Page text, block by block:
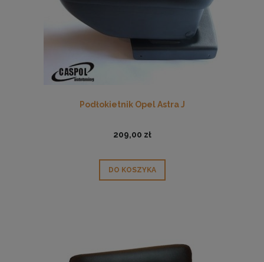
Podłokietnik Opel Astra J
209,00 zł
DO KOSZYKA